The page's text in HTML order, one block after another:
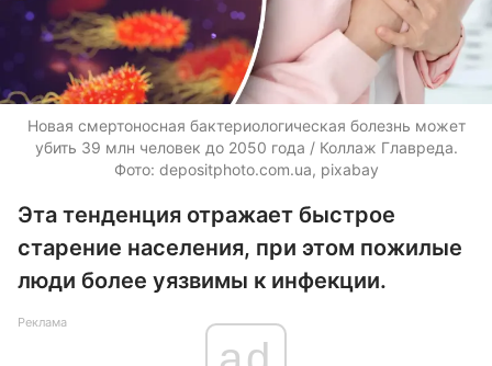
Новая смертоносная бактериологическая болезнь может
убить 39 млн человек до 2050 года / Коллаж Главреда.
Фото: depositphoto.com.ua, pixabay
Эта тенденция отражает быстрое
старение населения, при этом пожилые
люди более уязвимы к инфекции.
Реклама